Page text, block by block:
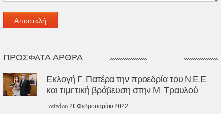
ΠΡΌΣΦΑΤΑ ΆΡΘΡΑ
Εκλογή Γ. Πατέρα την προεδρία του Ν.Ε.Ε.
και τιμητική βράβευση στην Μ. Τραυλού
Posted on 20 Φεβρουαρίου 2022